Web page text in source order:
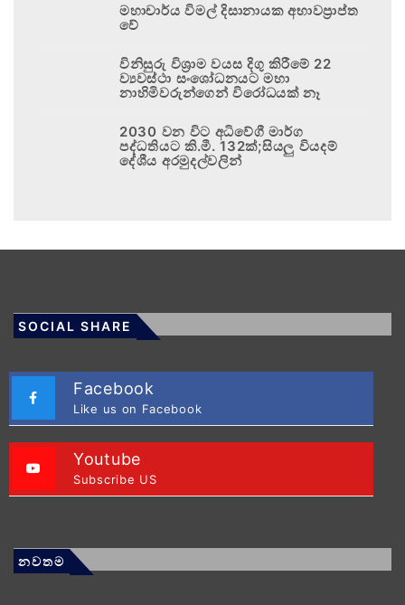
මහාචාර්ය විමල් දිසානායක අභාවප්‍රාප්ත
වේ
විනිසුරු විශ්‍රාම වයස දිගු කිරීමේ 22
ව්‍යවස්ථා සංශෝධනයට මහා
නාහිමිවරුන්ගෙන් විරෝධයක් නෑ
2030 වන විට අධිවේගී මාර්ග
පද්ධතියට කි.මී. 132ක්;සියලු වියදම්
දේශීය අරමුදල්වලින්
SOCIAL SHARE
Facebook
Like us on Facebook
Youtube
Subscribe US
නවතම